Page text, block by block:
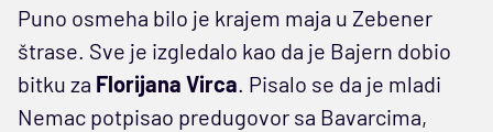
Puno osmeha bilo je krajem maja u Zebener
štrase. Sve je izgledalo kao da je Bajern dobio
bitku za Florijana Virca. Pisalo se da je mladi
Nemac potpisao predugovor sa Bavarcima,